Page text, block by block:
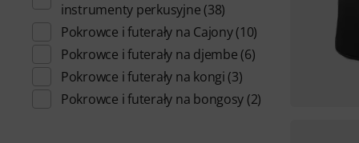
instrumenty perkusyjne (38)
Pokrowce i futerały na Cajony(10)
Pokrowce i futerały na djembe (6)
Pokrowce i futerały na kongi (3)
Pokrowce i futerały na bongosy (2)